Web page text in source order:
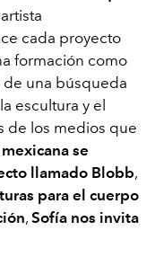
cada proyecto
formación como
una búsqueda
escultura y el
de los medios que
se
llamado Blobb,
para el cuerpo
, Sofía nos invita